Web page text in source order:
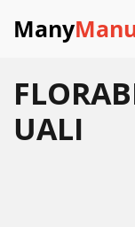
Many
UALI